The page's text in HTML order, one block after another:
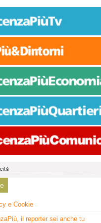
e Cookie
il reporter sei anche tu